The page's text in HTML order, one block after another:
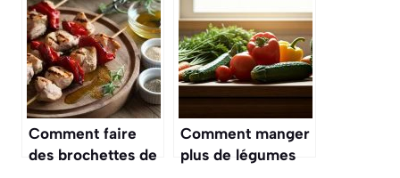
savoureuse et
originale
savoureuse et
facile
Comment faire
des brochettes de
Comment manger
plus de légumes